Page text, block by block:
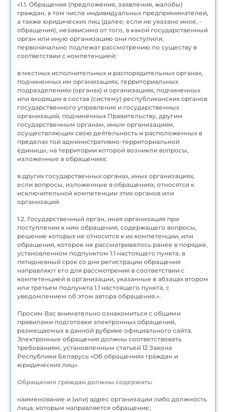
«1.1. Обращения (предложения, заявления, жалобы)
граждан, в том числе индивидуальных предпринимателей,
а также юридических лиц (далее, если не указано иное, -
обращения), независимо от того, в какой государственный
орган или иную организацию они поступили,
первоначально подлежат рассмотрению по существу в
соответствии с компетенцией:
в местных исполнительных и распорядительных органах,
подчиненных им организациях, территориальных
подразделениях (органах) и организациях, подчиненных
или входящих в состав (систему) республиканских органов
государственного управления и государственных
организаций, подчиненных Правительству, другим
государственным органам, иным организациям,
осуществляющих свою деятельность и расположенных в
пределах той административно-территориальной
единицы, на территории которой возникли вопросы,
изложенные в обращениях;
в других государственных органах, иных организациях,
если вопросы, изложенные в обращениях, относятся к
исключительной компетенции этих органов или
организаций.
1.2. Государственный орган, иная организация при
поступлении к ним обращения, содержащего вопросы,
решение которых не относится к их компетенции, или
обращения, которое не рассматривалось ранее в порядке,
установленном подпунктом 1.1 настоящего пункта, в
пятидневный срок со дня регистрации обращения
направляют его для рассмотрения в соответствии с
компетенцией в организации, указанные в абзацах втором
или третьем подпункта 1.1 настоящего пункта, с
уведомлением об этом автора обращения.».
Просим Вас внимательно ознакомиться с общими
правилами подготовки электронных обращений,
размещаемых в данной рубрике официального сайта.
Электронные обращения должны соответствовать
требованиям, установленным статьей 12 Закона
Республики Беларусь «Об обращениях граждан и
юридических лиц».
Обращения граждан должны содержать:
наименование и (или) адрес организации либо должность
лица, которым направляется обращение;